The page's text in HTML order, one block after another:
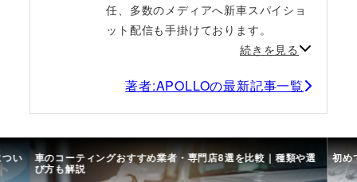
任、多数のメディアへ新車スパイショ
ット配信も手掛けております。
続きを見る
著者:APOLLOの最新記事一覧
い 車のコーティングおすすめ業者・専門店8選を比較｜種類や選
び方も解説
初め